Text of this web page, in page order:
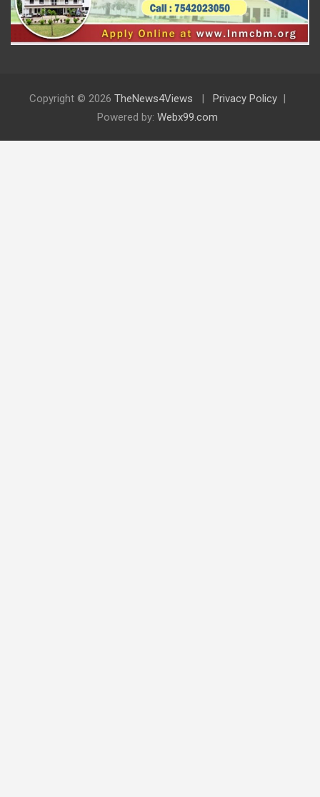
Copyright © 2026 TheNews4Views
Privacy Policy
Powered by: Webx99.com